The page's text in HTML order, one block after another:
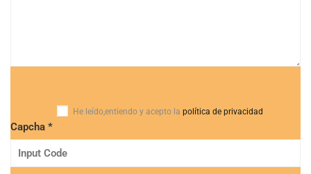
He leído,entiendo y acepto la política de privacidad
Capcha *